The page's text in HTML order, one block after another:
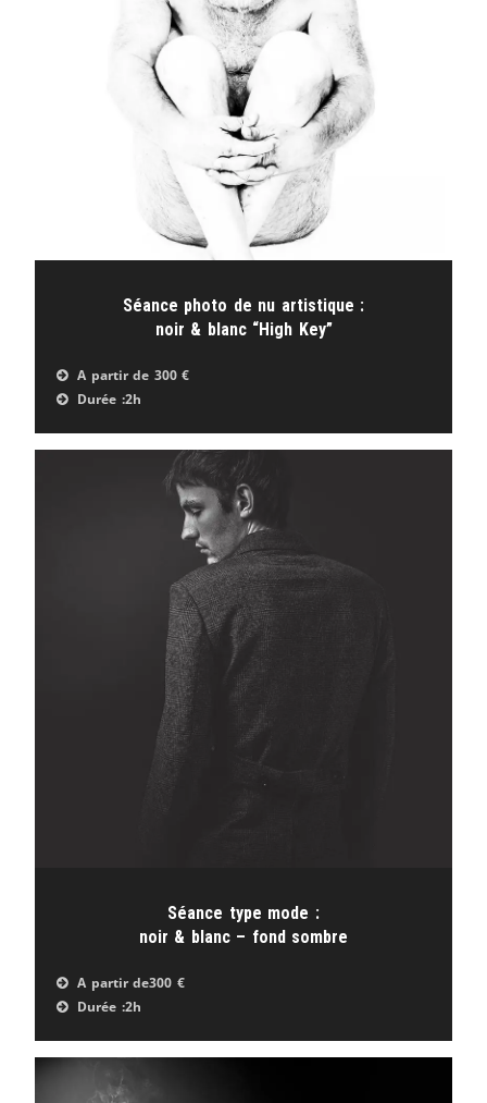
Séance photo de nu artistique :
noir & blanc “High Key”
A partir de 300 €
Durée :2h
Séance type mode :
noir & blanc – fond sombre
A partir de300 €
Durée :2h